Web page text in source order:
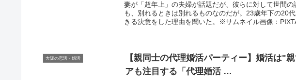
妻が「超年上」の夫婦が話題だが、彼らに対して世間の
も、別れるときは別れるものなのだが。23歳年下の20
きる決意をした理由を聞いた。※サムネイル画像：
大阪の恋活・婚活 【親同士の代理婚活パーティー】婚活は"
アも注目する「代理婚活…